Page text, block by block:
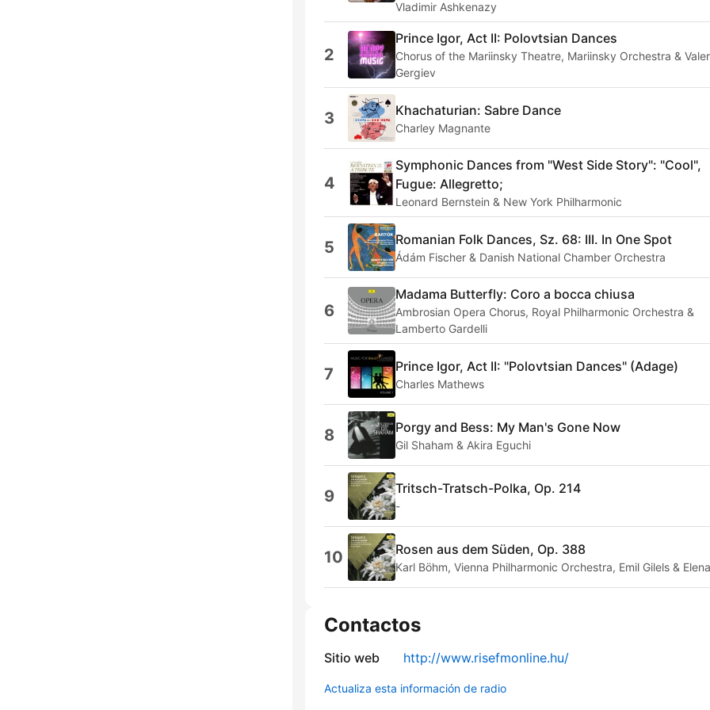
Vladimir Ashkenazy
2
Prince Igor, Act II: Polovtsian Dances
Chorus of the Mariinsky Theatre, Mariinsky Orchestra &
Gergiev
3 Khachaturian: Sabre Dance
Charley Magnante
4
Symphonic Dances from "West Side Story": "Cool",
Fugue: Allegretto;
Leonard Bernstein & New York Philharmonic
5 Romanian Folk Dances, Sz. 68: III. In One Spot
Ádám Fischer & Danish National Chamber Orchestra
6
Madama Butterfly: Coro a bocca chiusa
Ambrosian Opera Chorus, Royal Philharmonic Orchestra &
Lamberto Gardelli
7 Prince Igor, Act II: "Polovtsian Dances" (Adage)
Charles Mathews
8 Porgy and Bess: My Man's Gone Now
Gil Shaham & Akira Eguchi
9 Tritsch-Tratsch-Polka, Op. 214
-
10 Rosen aus dem Süden, Op. 388
Karl Böhm, Vienna Philharmonic Orchestra, Emil Gilels &
Contactos
Sitio web http://www.risefmonline.hu/
Actualiza esta información de radio